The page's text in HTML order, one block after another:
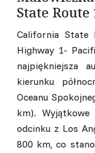
State Route
California State
Highway 1-
najpiękniejsza
kierunku
Oceanu
km).
odcinku z Los
800 km, co